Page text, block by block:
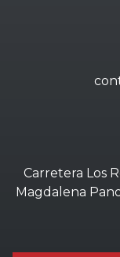
Carretera Los
Magdalena